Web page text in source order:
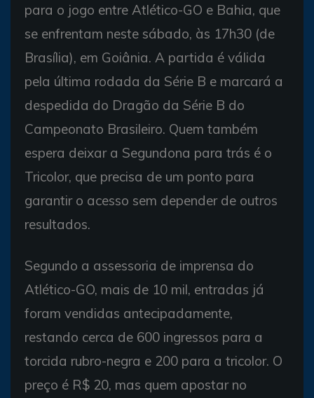
para o jogo entre Atlético-GO e Bahia, que
se enfrentam neste sábado, às 17h30 (de
Brasília), em Goiânia. A partida é válida
pela última rodada da Série B e marcará a
despedida do Dragão da Série B do
Campeonato Brasileiro. Quem também
espera deixar a Segundona para trás é o
Tricolor, que precisa de um ponto para
garantir o acesso sem depender de outros
resultados.
Segundo a assessoria de imprensa do
Atlético-GO, mais de 10 mil, entradas já
foram vendidas antecipadamente,
restando cerca de 600 ingressos para a
torcida rubro-negra e 200 para a tricolor. O
preço é R$ 20, mas quem apostar no